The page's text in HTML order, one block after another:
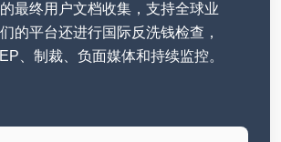
最终用户文档收集，支持全球业
的平台还进行国际反洗钱检查，
、制裁、负面媒体和持续监控。